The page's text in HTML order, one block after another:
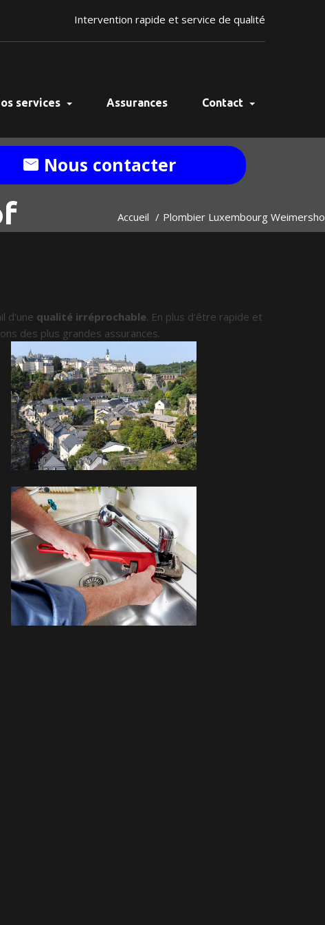
Intervention rapide et service de qualité
services Assurances Contact
Nous contacter
Accueil Plombier Luxembourg
d'une qualité irréprochable. En plus d'être rapide et
des plus grandes assurances.